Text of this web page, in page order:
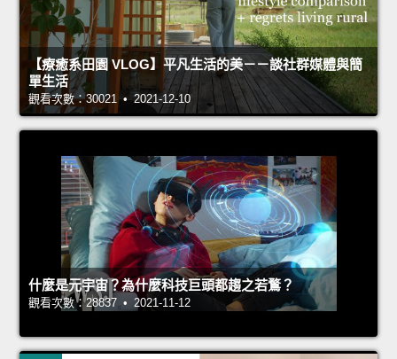
【療癒系田園 VLOG】平凡生活的美－－談社群媒體與簡
單生活
觀看次數：30021 • 2021-12-10
什麼是元宇宙？為什麼科技巨頭都趨之若鶩？
觀看次數：28837 • 2021-11-12